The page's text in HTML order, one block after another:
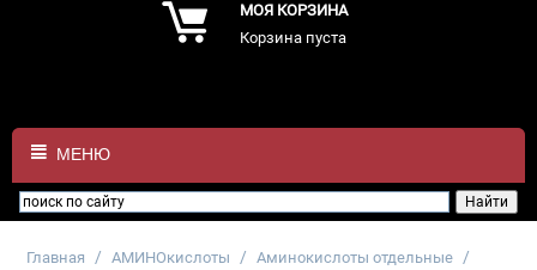
МОЯ КОРЗИНА
Корзина пуста
МЕНЮ
Главная / АМИНОкислоты / Аминокислоты отдельные /